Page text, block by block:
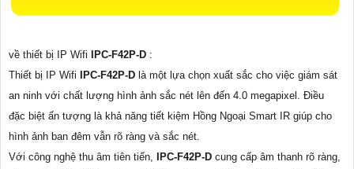
về thiết bị IP Wifi IPC-F42P-D :
Thiết bị IP Wifi IPC-F42P-D là một lựa chọn xuất sắc cho việc giám sát
an ninh với chất lượng hình ảnh sắc nét lên đến 4.0 megapixel. Điều
đặc biệt ấn tượng là khả năng tiết kiệm Hồng Ngoại Smart IR giúp cho
hình ảnh ban đêm vẫn rõ ràng và sắc nét.
Với công nghệ thu âm tiên tiến, IPC-F42P-D cung cấp âm thanh rõ ràng,